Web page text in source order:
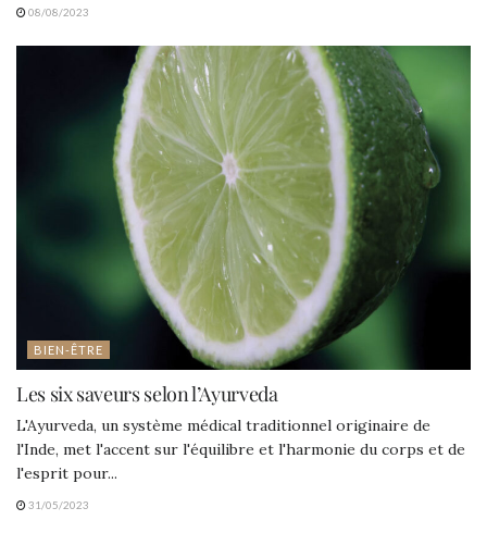
08/08/2023
BIEN-ÊTRE
Les six saveurs selon l’Ayurveda
L'Ayurveda, un système médical traditionnel originaire de
l'Inde, met l'accent sur l'équilibre et l'harmonie du corps et de
l'esprit pour...
31/05/2023